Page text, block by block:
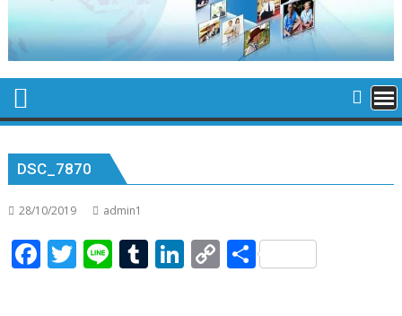
DSC_7870
28/10/2019 admin1
F T Li T Li C S